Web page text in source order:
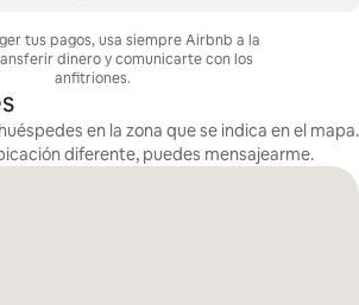
tus pagos, usa siempre Airbnb a la
dinero y comunicarte con los
anfitriones.
en la zona que se indica en el mapa.
diferente, puedes mensajearme.